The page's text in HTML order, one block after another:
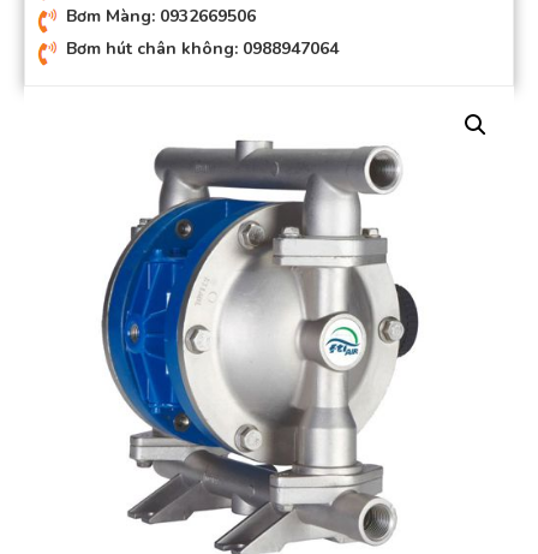
Bơm Màng: 0932669506
Bơm hút chân không: 0988947064